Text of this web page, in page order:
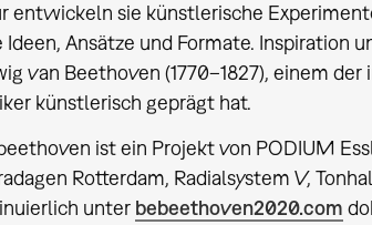
entwickeln sie künstlerische
Ideen, Ansätze und Formate. Inspiration
van Beethoven (1770–1827), einem
künstlerisch geprägt hat.
ist ein Projekt von PODIUM
Rotterdam, Radialsystem V,
unter bebeethoven2020.com